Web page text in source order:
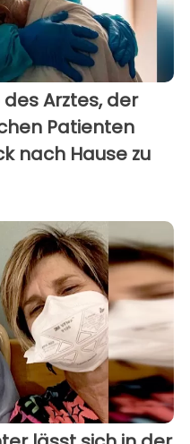
Arztes, der
Patienten
nach Hause zu